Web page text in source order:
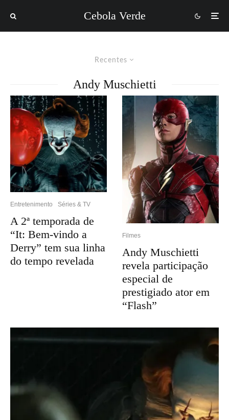
Cebola Verde
Recentes
Andy Muschietti
Entretenimento Séries & TV
A 2ª temporada de
“It: Bem-vindo a
Derry” tem sua linha
do tempo revelada
Filmes
Andy Muschietti
revela participação
especial de
prestigiado ator em
“Flash”